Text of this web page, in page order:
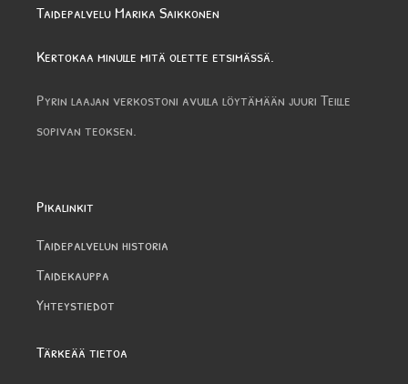
Taidepalvelu Marika Saikkonen
Kertokaa minulle mitä olette etsimässä.
Pyrin laajan verkostoni avulla löytämään juuri Teille
sopivan teoksen.
Pikalinkit
Taidepalvelun historia
Taidekauppa
Yhteystiedot
Tärkeää tietoa